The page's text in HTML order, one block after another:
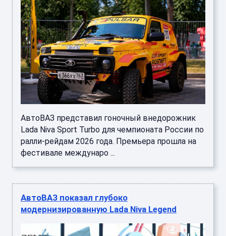
АвтоВАЗ представил гоночный внедорожник
Lada Niva Sport Turbo для чемпионата России по
ралли-рейдам 2026 года. Премьера прошла на
фестивале междунаро ...
АвтоВАЗ показал глубоко
модернизированную Lada Niva Legend